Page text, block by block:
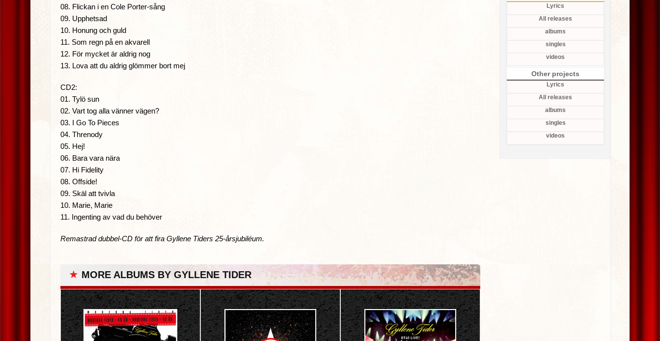
08. Flickan i en Cole Porter-sång
09. Upphetsad
10. Honung och guld
11. Som regn på en akvarell
12. För mycket är aldrig nog
13. Lova att du aldrig glömmer bort mej
CD2:
01. Tylö sun
02. Vart tog alla vänner vägen?
03. I Go To Pieces
04. Threnody
05. Hej!
06. Bara vara nära
07. Hi Fidelity
08. Offside!
09. Skäl att tvivla
10. Marie, Marie
11. Ingenting av vad du behöver
Remastrad dubbel-CD för att fira Gyllene Tiders 25-årsjubiléum.
★ MORE ALBUMS BY GYLLENE TIDER
Lyrics
All releases
albums
singles
videos
Other projects
Lyrics
All releases
albums
singles
videos